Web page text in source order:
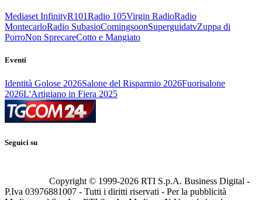
Mediaset InfinityR101Radio 105Virgin RadioRadio
MontecarloRadio SubasioComingsoonSuperguidatvZuppa di
PorroNon SprecareCotto e Mangiato
Eventi
Identità Golose 2026Salone del Risparmio 2026Fuorisalone
2026L'Artigiano in Fiera 2025
Seguici su
Copyright © 1999-2026 RTI S.p.A. Business Digital -
P.Iva 03976881007 - Tutti i diritti riservati - Per la pubblicità